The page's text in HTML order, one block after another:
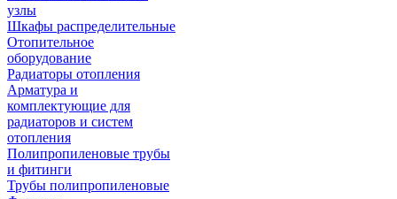
узлы
Шкафы распределительные
Отопительное
оборудование
Радиаторы отопления
Арматура и
комплектующие для
радиаторов и систем
отопления
Полипропиленовые трубы
и фитинги
Трубы полипропиленовые